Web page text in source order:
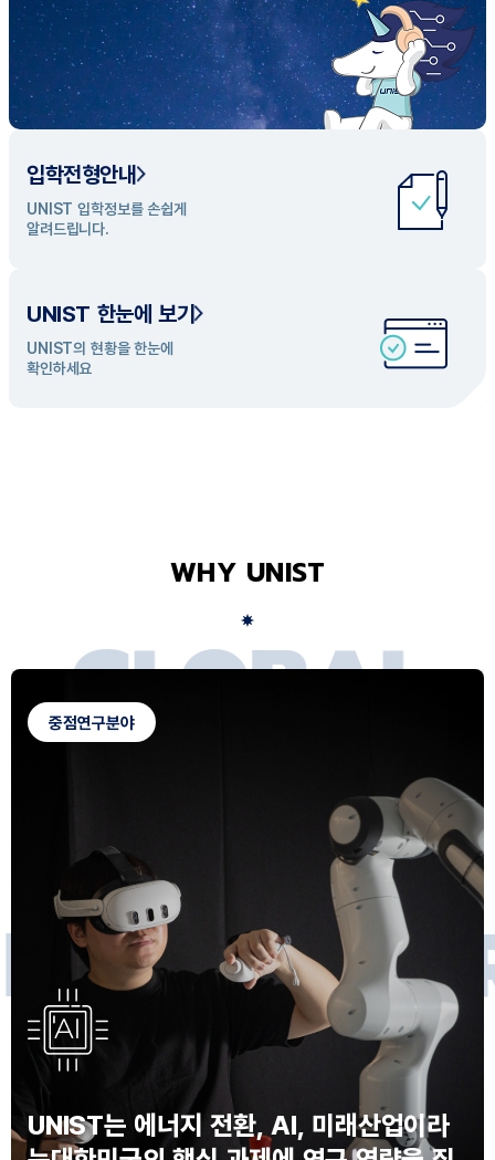
전공탐색 프로그램을 통해 나에게 맞는 최
적의 전공을 찾아보세요.
전공탐색 가이드 바로가기
UNIST 학과 소개
UNIST의 개성있는 학과들을
탐색해 보세요
입학전형안내
UNIST 입학정보를 손쉽게
알려드립니다.
UNIST 한눈에 보기
UNIST의 현황을 한눈에
확인하세요
WHY UNIST
GLOBAL
CA S
R
FU TU RE
NNOVATO
S
중점연구분야
UNIST는 에너지 전환, AI, 미래산업이라